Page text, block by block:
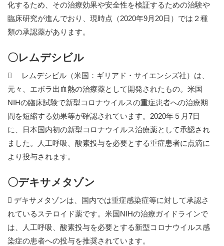
化するため、その治療効果や安全性を検証するための治験や
臨床研究が進んでおり、現時点（2020年9月20日）では２種
類の承認薬があります。
〇レムデシビル
 レムデシビル（米国：ギリアド・サイエンシズ社）は、
元々、エボラ出血熱の治療薬として開発されたもの。米国
NIHの臨床試験で新型コロナウイルスの重症患者への治療期
間を短縮する効果等が確認されています。2020年５月7日
に、日本国内初の新型コロナウイルス治療薬として承認され
ました。人工呼吸、酸素投与を必要とする重症患者に点滴に
より投与されます。
〇デキサメタゾン
 デキサメタゾンは、国内では重症感染症等に対して承認さ
れているステロイド薬です。米国NIHの治療ガイドラインで
は、人工呼吸、酸素投与を必要とする新型コロナウイルス感
染症の患者への投与を推奨されています。